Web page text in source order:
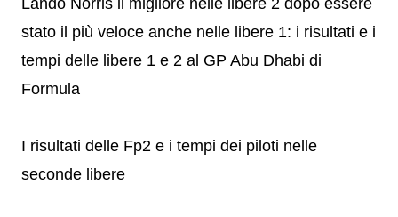
Lando Norris il migliore nelle libere 2 dopo essere
stato il più veloce anche nelle libere 1: i risultati e i
tempi delle libere 1 e 2 al GP Abu Dhabi di
Formula
I risultati delle Fp2 e i tempi dei piloti nelle
seconde libere